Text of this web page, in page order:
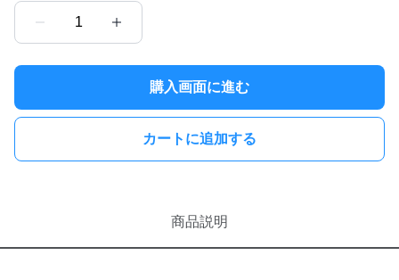
1
購入画面に進む
カートに追加する
商品説明